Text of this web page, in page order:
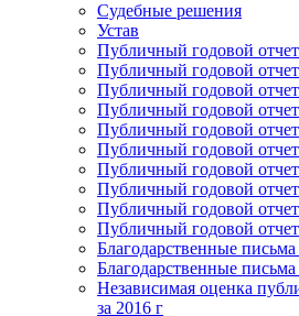
Судебные решения
Устав
Публичный годовой отчет
Публичный годовой отчет
Публичный годовой отчет
Публичный годовой отчет
Публичный годовой отчет
Публичный годовой отчет
Публичный годовой отчет
Публичный годовой отчет
Публичный годовой отчет
Публичный годовой отчет
Благодарственные письма
Благодарственные
Независимая оценка
за 2016 г